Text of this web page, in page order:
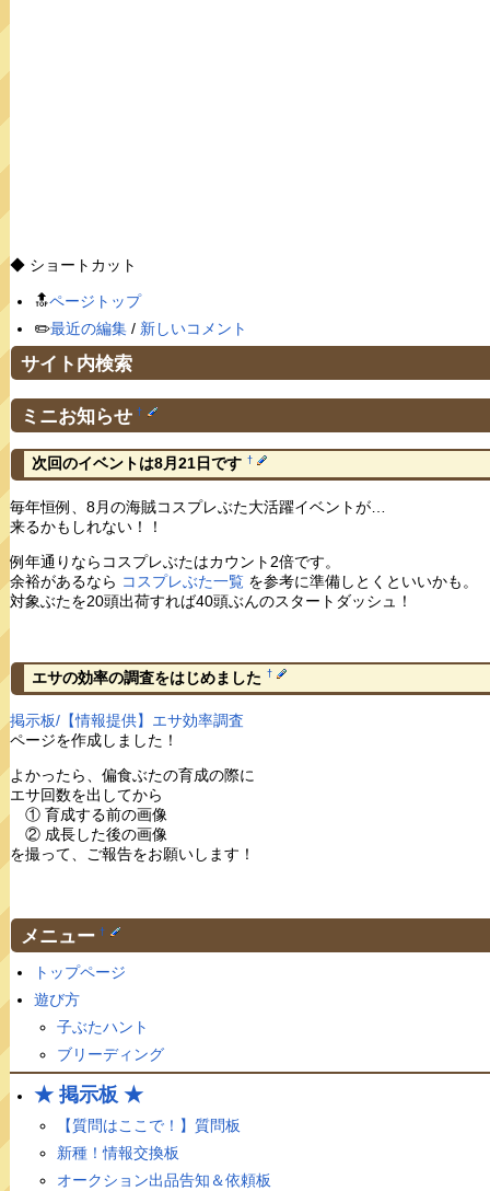
◆ ショートカット
🔝ページトップ
✏️最近の編集/ 新しいコメント
サイト内検索
ミニお知らせ †
次回のイベントは8月21日です †
毎年恒例、8月の海賊コスプレぶた大活躍イベントが…
来るかもしれない！！
例年通りならコスプレぶたはカウント2倍です。
余裕があるなら コスプレぶた一覧を参考に準備しとくといいかも。
対象ぶたを20頭出荷すれば40頭ぶんのスタートダッシュ！
エサの効率の調査をはじめました †
掲示板/【情報提供】エサ効率調査
ページを作成しました！
よかったら、偏食ぶたの育成の際に
エサ回数を出してから
① 育成する前の画像
② 成長した後の画像
を撮って、ご報告をお願いします！
メニュー †
トップページ
遊び方
子ぶたハント
ブリーディング
★ 掲示板 ★
【質問はここで！】質問板
新種！情報交換板
オークション出品告知＆依頼板